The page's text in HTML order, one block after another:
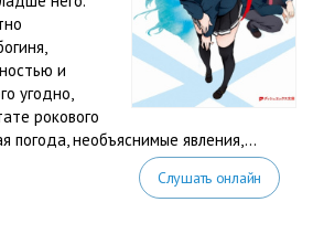
и
угодно,
рокового
погода, необъяснимые явления,...
Слушать онлайн